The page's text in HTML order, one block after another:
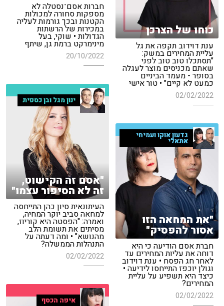
חברות אסם־נסטלה לא
מספקות סחורה למכולות
הקטנות ובכך גורמות לעליה
במכירות של הרשתות
הגדולות • שוקי, בעל
מינימרקט ברמת גן, שיתף
20/10/2022
כוחו של הצרכן
ענת דוידוב תקפה את גל
עליית המחירים במשק:
"תסתכלו טוב טוב לפני
שאתם מכניסים מוצר לעגלה
בסופר - מעמד הביניים
כמעט לא קיים" • טור אישי
02/02/2022 ינון מגל ובן כספית
"אסם זה הקישוט,
זה לא הסיפור עצמו"
העיתונאית סיון כהן התייחסה
למחאה סביב יוקר המחיה,
ואמרה: "הפסטה היא קוריוז,
מסיתים את תשומת הלב
מהנושא" • ומה דעתה על
התנהלות הממשלה?
02/02/2022
גדעון אוקו ועמיחי
אתאלי
"את המחאה הזו
אסור להפסיק"
חברת אסם הודיעה כי היא
דוחה את עליות המחירים עד
לאחר חג הפסח • ענת דוידוב
וגולן יוכפז התייחסו לידיעה •
כיצד היא תשפיע על עליית
המחירים?
02/02/2022 איפה הכסף